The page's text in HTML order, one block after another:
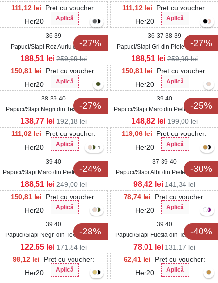
111,12 lei
Pret cu voucher:
Her20
Aplică
111,12 lei
Pret cu voucher:
Her20
Aplică
-27%
36 39
Papuci/Slapi Roz Auriu din Piele
Ecologica Intoarsa Camila
150,81 lei
Pret cu voucher:
Her20
Aplică
188,51 lei 259,99lei
-27%
36 37 38 39
Papuci/Slapi Gri din Piele Ecologica
Intoarsa Camila
150,81 lei
Pret cu voucher:
Her20
Aplică
188,51 lei 259,99lei
-27%
38 39 40
Papuci/Slapi Negri din Textil Medina
111,02 lei
Pret cu voucher:
Her20
Aplică
138,77 lei 192,18lei
-25%
39 40
Papuci/Slapi Maro din Piele Ecologica
Intoarsa Zenly
119,06 lei
Pret cu voucher:
Her20
Aplică
148,82 lei 199,00lei
-24%
1
39 40
Papuci/Slapi Maro din Piele Ecologica
Intoarsa Kinra
150,81 lei
Pret cu voucher:
Her20
Aplică
188,51 lei 249,00lei
-30%
37 39 40
Papuci/Slapi Albi din Piele Ecologica
Jianna
78,74 lei
Pret cu voucher:
Her20
Aplică
98,42 lei 141,34lei
-28%
39 40
Papuci/Slapi Negri din Textil Jenesis
98,12 lei
Pret cu voucher:
Her20
Aplică
122,65 lei 171,84lei
-40%
39 40
Papuci/Slapi Fucsia din Textil Ravina
62,41 lei
Pret cu voucher:
Her20
Aplică
78,01 lei 131,17lei